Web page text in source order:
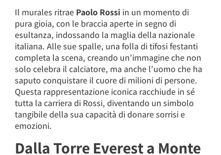
Il murales ritrae Paolo Rossi in un momento di
pura gioia, con le braccia aperte in segno di
esultanza, indossando la maglia della nazionale
italiana. Alle sue spalle, una folla di tifosi festanti
completa la scena, creando un’immagine che non
solo celebra il calciatore, ma anche l’uomo che ha
saputo conquistare il cuore di milioni di persone.
Questa rappresentazione iconica racchiude in sé
tutta la carriera di Rossi, diventando un simbolo
tangibile della sua capacità di donare sorrisi e
emozioni.
Dalla Torre Everest a Monte